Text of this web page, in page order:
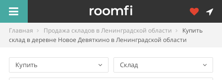
Главная Продажа складов в Ленинградской области
Купить
склад в деревне Новое Девяткино в Ленинградской области
Купить Склад